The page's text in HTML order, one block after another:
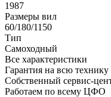
1987
Размеры вил
60/180/1150
Тип
Самоходный
Все характеристики
Гарантия на всю технику
Собственный сервис-
Работаем по всему ЦФО